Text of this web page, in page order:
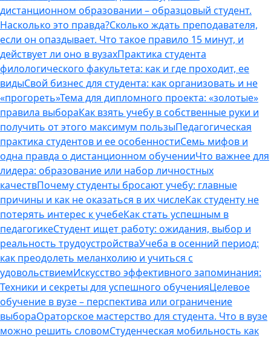
дистанционном образовании – образцовый студент.
Насколько это правда?Сколько ждать преподавателя,
если он опаздывает. Что такое правило 15 минут, и
действует ли оно в вузахПрактика студента
филологического факультета: как и где проходит, ее
видыСвой бизнес для студента: как организовать и не
«прогореть»Тема для дипломного проекта: «золотые»
правила выбораКак взять учебу в собственные руки и
получить от этого максимум пользыПедагогическая
практика студентов и ее особенностиСемь мифов и
одна правда о дистанционном обученииЧто важнее для
лидера: образование или набор личностных
качествПочему студенты бросают учебу: главные
причины и как не оказаться в их числеКак студенту не
потерять интерес к учебеКак стать успешным в
педагогикеСтудент ищет работу: ожидания, выбор и
реальность трудоустройстваУчеба в осенний период:
как преодолеть меланхолию и учиться с
удовольствиемИскусство эффективного запоминания:
Техники и секреты для успешного обученияЦелевое
обучение в вузе – перспектива или ограничение
выбораОраторское мастерство для студента. Что в вузе
можно решить словомСтуденческая мобильность как